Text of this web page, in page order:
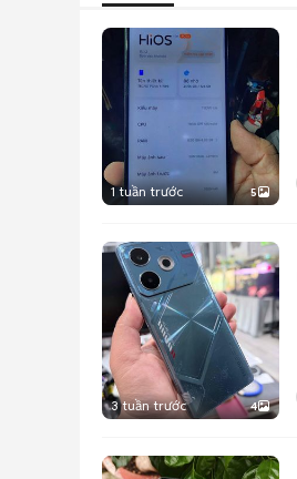
1 tuần trước 5
3 tuần trước 4